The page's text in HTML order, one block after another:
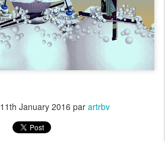
11th January 2016 par artrbv